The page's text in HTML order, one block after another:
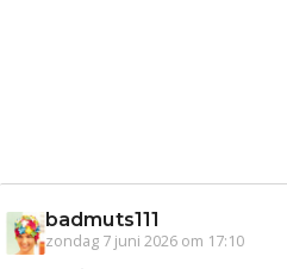
badmuts111
zondag 7 juni 2026 om 17:10